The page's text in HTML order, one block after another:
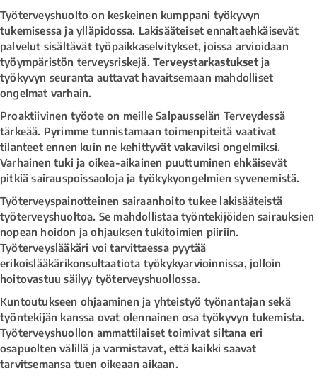
Työterveyshuolto on keskeinen kumppani työkyvyn
tukemisessa ja ylläpidossa. Lakisääteiset ennaltaehkäisevät
palvelut sisältävät työpaikkaselvitykset, joissa arvioidaan
työympäristön terveysriskejä. Terveystarkastuksetja
työkyvyn seuranta auttavat havaitsemaan mahdolliset
ongelmat varhain.
Proaktiivinen työote on meille Salpausselän Terveydessä
tärkeää. Pyrimme tunnistamaan toimenpiteitä vaativat
tilanteet ennen kuin ne kehittyvät vakaviksi ongelmiksi.
Varhainen tuki ja oikea-aikainen puuttuminen ehkäisevät
pitkiä sairauspoissaoloja ja työkykyongelmien syvenemistä.
Työterveyspainotteinen sairaanhoito tukee lakisääteistä
työterveyshuoltoa. Se mahdollistaa työntekijöiden sairauksien
nopean hoidon ja ohjauksen tukitoimien piiriin.
Työterveyslääkäri voi tarvittaessa pyytää
erikoislääkärikonsultaatiota työkykyarvioinnissa, jolloin
hoitovastuu säilyy työterveyshuollossa.
Kuntoutukseen ohjaaminen ja yhteistyö työnantajan sekä
työntekijän kanssa ovat olennainen osa työkyvyn tukemista.
Työterveyshuollon ammattilaiset toimivat siltana eri
osapuolten välillä ja varmistavat, että kaikki saavat
tarvitsemansa tuen oikeaan aikaan.